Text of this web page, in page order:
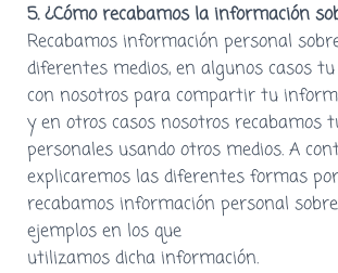
5. ¿Cómo recabamos la información
Recabamos información personal
diferentes medios, en algunos casos
con nosotros para compartir tu
y en otros casos nosotros recabamos
personales usando otros medios. A
explicaremos las diferentes formas
recabamos información personal
ejemplos en los que
utilizamos dicha información.